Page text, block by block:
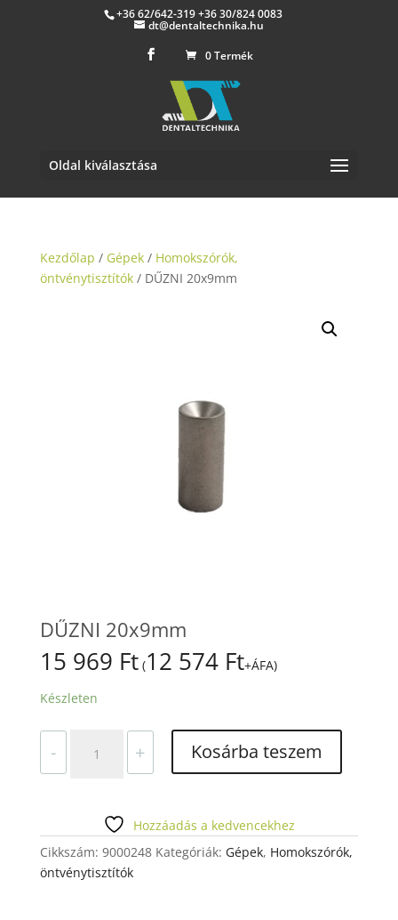
+36 62/642-319 +36 30/824 0083
dt@dentaltechnika.hu
0 Termék
Oldal kiválasztása
Kezdőlap / Gépek/ Homokszórók,
öntvénytisztítók/ DŰZNI 20x9mm
DŰZNI 20x9mm
15 969 Ft (12 574 Ft+ÁFA)
Készleten
-
20x9mm
+ Kosárba teszem
Hozzáadás a kedvencekhez
Cikkszám: 9000248 Kategóriák: Gépek, Homokszórók,
öntvénytisztítók